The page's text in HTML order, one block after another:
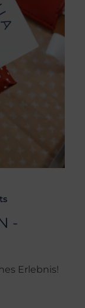
-
Erlebnis!